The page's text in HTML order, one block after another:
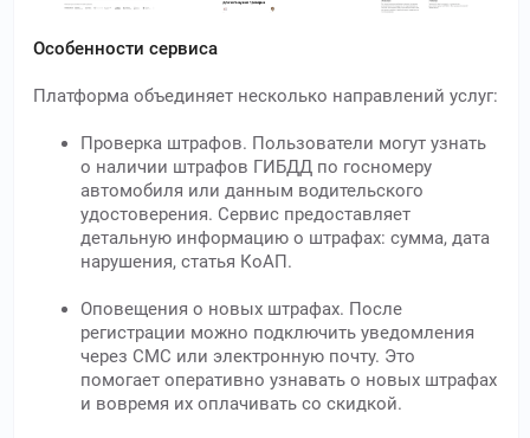
Особенности сервиса
Платформа объединяет несколько направлений услуг:
Проверка штрафов. Пользователи могут узнать
о наличии штрафов ГИБДД по госномеру
автомобиля или данным водительского
удостоверения. Сервис предоставляет
детальную информацию о штрафах: сумма, дата
нарушения, статья КоАП.
Оповещения о новых штрафах. После
регистрации можно подключить уведомления
через СМС или электронную почту. Это
помогает оперативно узнавать о новых штрафах
и вовремя их оплачивать со скидкой.